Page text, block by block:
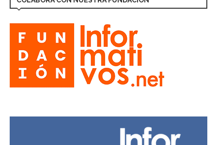
COLABORA CON NUESTRA FUNDACIÓN